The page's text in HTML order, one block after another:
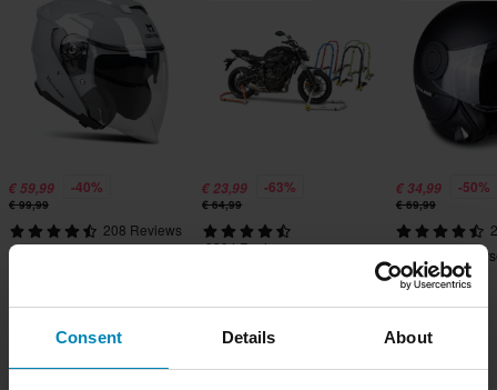
Consent Details About
€ 59,99 -40%
€ 99,99
208 Reviews
Casco Jet Course Urban
€ 23,99 -63%
€ 64,99
9304 Reviews
€ 34,99 -50%
€ 69,99
Casco Jet
Opaco